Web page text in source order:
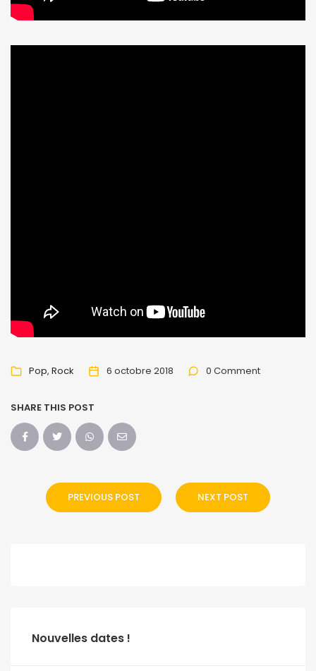
Pop Rock 6 octobre 2018 0 Comment
SHARE THIS POST
PREVIOUS POST NEXT POST
Nouvelles dates !